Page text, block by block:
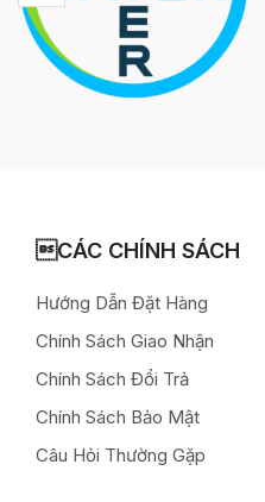
CÁC CHÍNH SÁCH
Hướng Dẫn Đặt Hàng
Chính Sách Giao Nhận
Chính Sách Đổi Trả
Chính Sách Bảo Mật
Câu Hỏi Thường Gặp